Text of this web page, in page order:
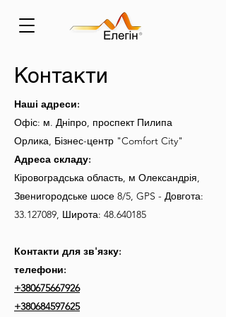
Контакти
Наші адреси:
Офіс: м. Дніпро, проспект Пилипа
Орлика, Бізнес-центр "Comfort City"
Адреса складу:
Кіровоградська область, м Олександрія,
Звенигородське шосе 8/5, GPS - Довгота:
33.127089, Широта: 48.640185
Контакти для зв'язку:
телефони:
+380675667926
+380684597625